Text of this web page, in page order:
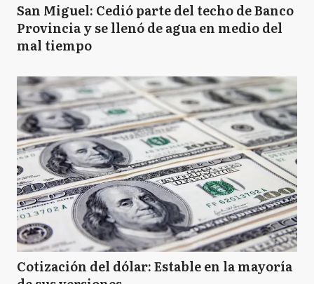
San Miguel: Cedió parte del techo de Banco
Provincia y se llenó de agua en medio del
mal tiempo
Cotización del dólar: Estable en la mayoría